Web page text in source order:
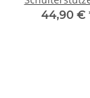
Buffer Tube
44,90 €